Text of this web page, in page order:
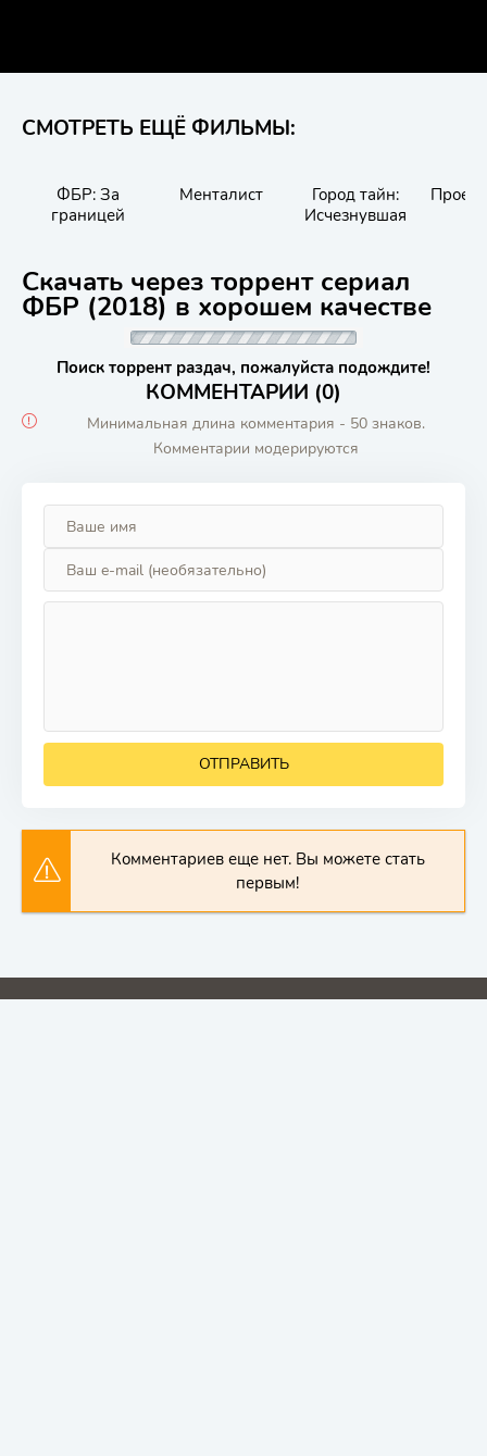
СМОТРЕТЬ ЕЩЁ ФИЛЬМЫ:
ФБР: За
границей
Менталист
Город тайн:
Исчезнувшая
Скачать через торрент сериал
ФБР (2018) в хорошем качестве
Поиск торрент раздач, пожалуйста подождите!
КОММЕНТАРИИ (0)
Минимальная длина комментария - 50 знаков.
Комментарии модерируются
ОТПРАВИТЬ
Комментариев еще нет. Вы можете стать
первым!